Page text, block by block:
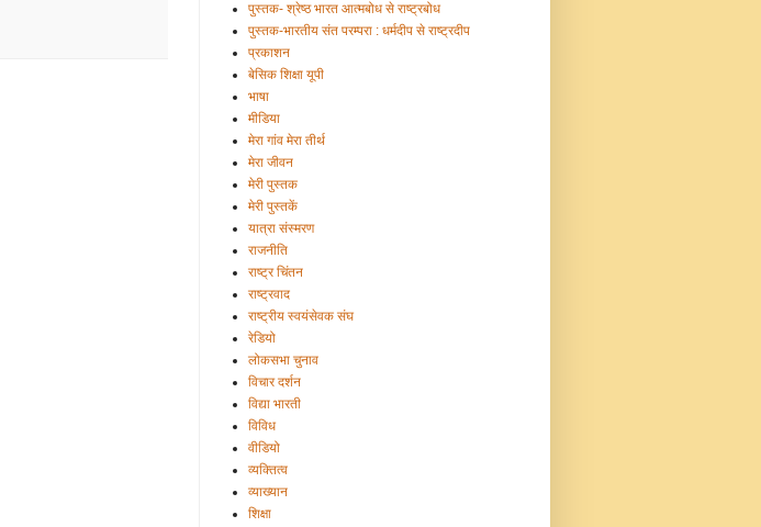
पुस्तक- श्रेष्ठ भारत आत्मबोध से राष्ट्रबोध
पुस्तक-भारतीय संत परम्परा : धर्मदीप से राष्ट्रदीप
प्रकाशन
बेसिक शिक्षा यूपी
भाषा
मीडिया
मेरा गांव मेरा तीर्थ
मेरा जीवन
मेरी पुस्तक
मेरी पुस्तकें
यात्रा संस्मरण
राजनीति
राष्ट्र चिंतन
राष्ट्रवाद
राष्ट्रीय स्वयंसेवक संघ
रेडियो
लोकसभा चुनाव
विचार दर्शन
विद्या भारती
विविध
वीडियो
व्यक्तित्व
व्याख्यान
शिक्षा